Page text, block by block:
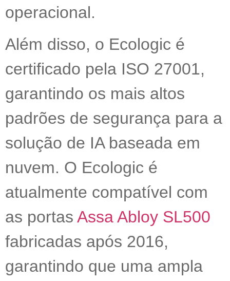
operacional.
Além disso, o Ecologic é
certificado pela ISO 27001,
garantindo os mais altos
padrões de segurança para a
solução de IA baseada em
nuvem. O Ecologic é
atualmente compatível com
as portas Assa Abloy SL500
fabricadas após 2016,
garantindo que uma ampla